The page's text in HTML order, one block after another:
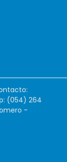
(054) 264
-